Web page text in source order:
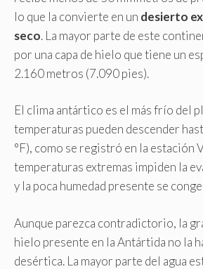
lo que la convierte en un desierto
seco. La mayor parte de este
por una capa de hielo que tiene un
2.160 metros (7.090 pies).
El clima antártico es el más frío del
temperaturas pueden descender
°F), como se registró en la estación
temperaturas extremas impiden la
y la poca humedad presente se
Aunque parezca contradictorio, la
hielo presente en la Antártida no la
desértica. La mayor parte del agua